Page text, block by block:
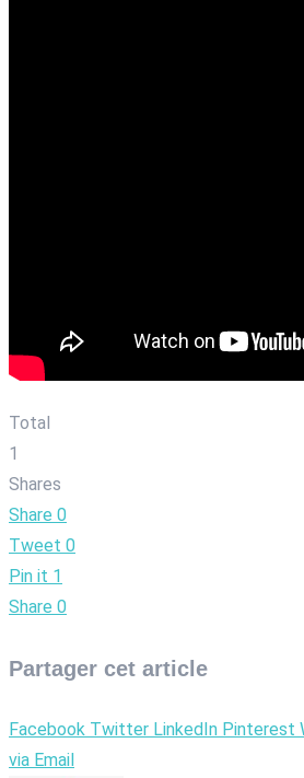
Total
1
Shares
Share 0
Tweet 0
Pin it 1
Share 0
Partager cet article
Facebook Twitter LinkedIn Pinterest
via Email